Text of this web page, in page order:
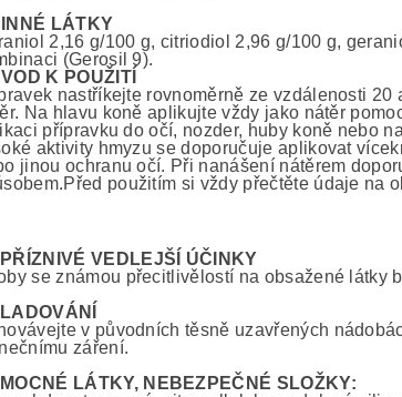
LÁTKY
2,16 g/100 g, citriodiol 2,96 g/100 g,
(Gerosil 9).
K POUŽITÍ
nastříkejte rovnoměrně ze vzdálenosti
Na hlavu koně aplikujte vždy jako nátěr
přípravku do očí, nozder, huby koně nebo
aktivity hmyzu se doporučuje aplikovat
jinou ochranu očí. Při nanášení nátěrem
použitím si vždy přečtěte údaje na
VEDLEJŠÍ ÚČINKY
se známou přecitlivělostí na obsažené látky
v původních těsně uzavřených
záření.
LÁTKY, NEBEZPEČNÉ SLOŽKY: